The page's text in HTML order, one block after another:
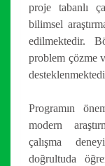
proje tabanlı
bilimsel
edilmektedir.
problem çözme
Programın
modern
çalışma
doğrultuda